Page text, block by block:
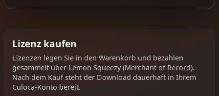
Lizenz kaufen
Lizenzen legen Sie in den Warenkorb und bezahlen
gesammelt über Lemon Squeezy (Merchant of Record).
Nach dem Kauf steht der Download dauerhaft in Ihrem
Culoca-Konto bereit.